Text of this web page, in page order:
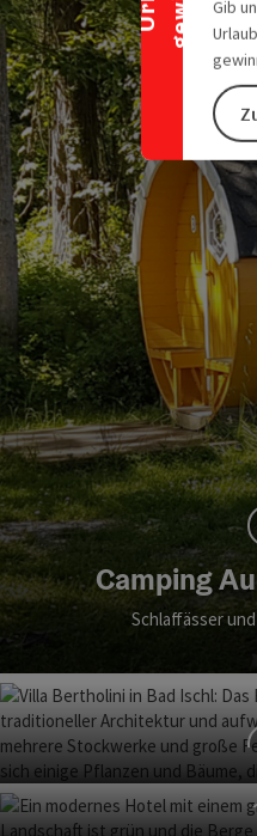
Gib
Camping
Schlaffässer
Villa